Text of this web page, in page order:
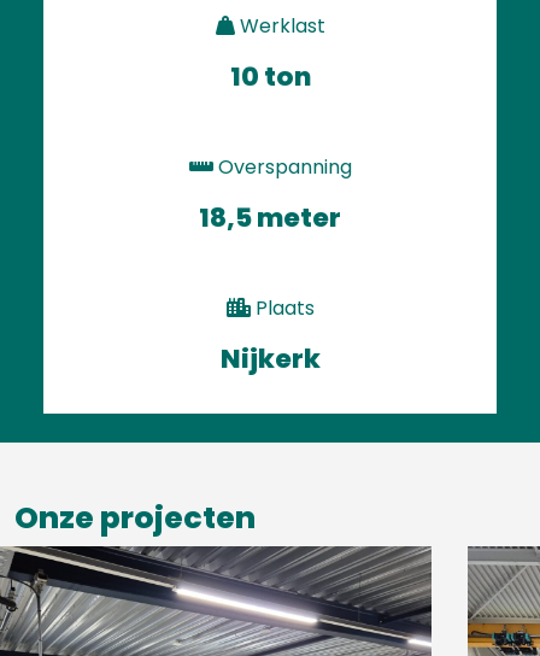
Werklast
10 ton
Overspanning
18,5 meter
Plaats
Nijkerk
Onze projecten